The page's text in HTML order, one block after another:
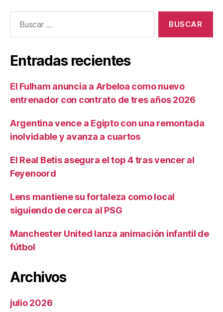
Entradas recientes
El Fulham anuncia a Arbeloa como nuevo
entrenador con contrato de tres años 2026
Argentina vence a Egipto con una remontada
inolvidable y avanza a cuartos
El Real Betis asegura el top 4 tras vencer al
Feyenoord
Lens mantiene su fortaleza como local
siguiendo de cerca al PSG
Manchester United lanza animación infantil de
fútbol
Archivos
julio 2026